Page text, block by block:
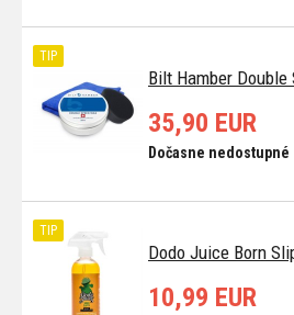
Bilt Hamber Double
TIP
35,90 EUR
Dočasne nedostupné
Dodo Juice Born
TIP
10,99 EUR